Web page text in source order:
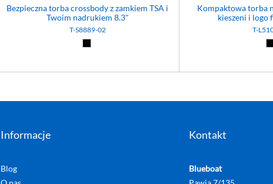
Bezpieczna torba crossbody z zamkiem TSA i
Twoim nadrukiem 8.3"
T-S8889-02
Czarny (02)
Kompaktowa torba
kieszeni i logo
T-
Informacje
Blog
Kontakt
Blueboat